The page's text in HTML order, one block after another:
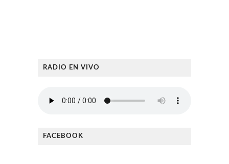
RADIO EN VIVO
FACEBOOK